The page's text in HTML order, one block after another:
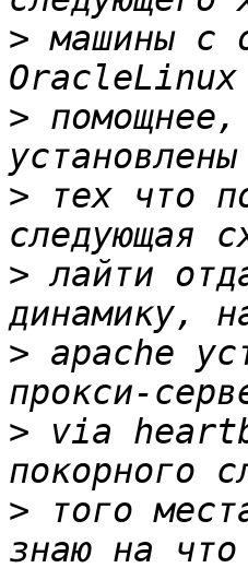
> машины с
>
> тех что
> лайти
> apache
> via
> того